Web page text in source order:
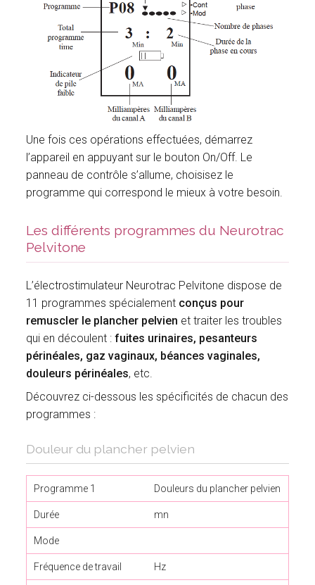
Une fois ces opérations effectuées, démarrez
l’appareil en appuyant sur le bouton On/Off. Le
panneau de contrôle s’allume, choisisez le
programme qui correspond le mieux à votre besoin.
Les différents programmes du Neurotrac
Pelvitone
L’électrostimulateur Neurotrac Pelvitone dispose de
11 programmes spécialement conçus pour
remuscler le plancher pelvien et traiter les troubles
qui en découlent :fuites urinaires, pesanteurs
périnéales, gaz vaginaux, béances vaginales,
douleurs périnéales, etc.
Découvrez ci-dessous les spécificités de chacun des
programmes :
Douleur du plancher pelvien
Programme 1 Douleurs du plancher pelvien
Durée mn
Mode
Fréquence de travail Hz